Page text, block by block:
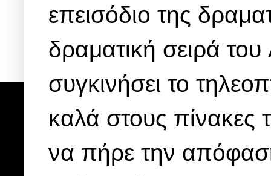
επεισόδιο της
δραματική σειρά
συγκινήσει το
καλά στους πίνακες
να πήρε την